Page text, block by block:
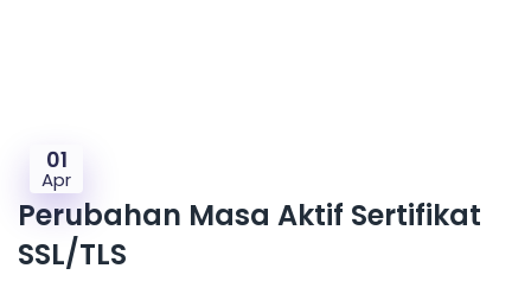
01
Apr
Perubahan Masa Aktif Sertifikat
SSL/TLS